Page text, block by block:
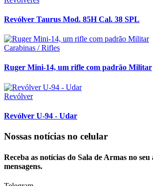
Revólver Taurus Mod. 85H Cal. 38 SPL
Carabinas / Rifles
Ruger Mini-14, um rifle com padrão Militar
Revólver
Revólver U-94 - Udar
Nossas notícias no celular
Receba as notícias do Sala de Armas no
mensagens.